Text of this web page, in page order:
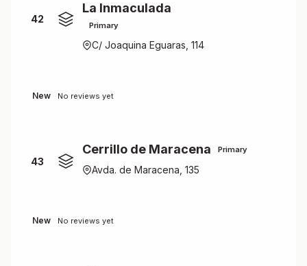
42
La Inmaculada
Primary
C/ Joaquina Eguaras, 114
New No reviews yet
43
Cerrillo de Maracena Primary
Avda. de Maracena, 135
New No reviews yet